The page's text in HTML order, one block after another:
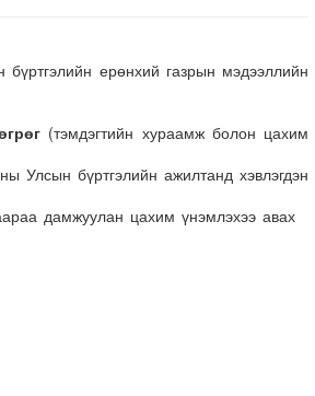
ерөнхий газрын мэдээллийн
(тэмдэгтийн хураамж болон цахим
Улсын бүртгэлийн ажилтанд хэвлэгдэн
дамжуулан цахим үнэмлэхээ авах